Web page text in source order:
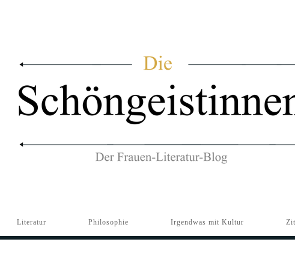
Literatur Philosophie Irgendwas mit Kultur